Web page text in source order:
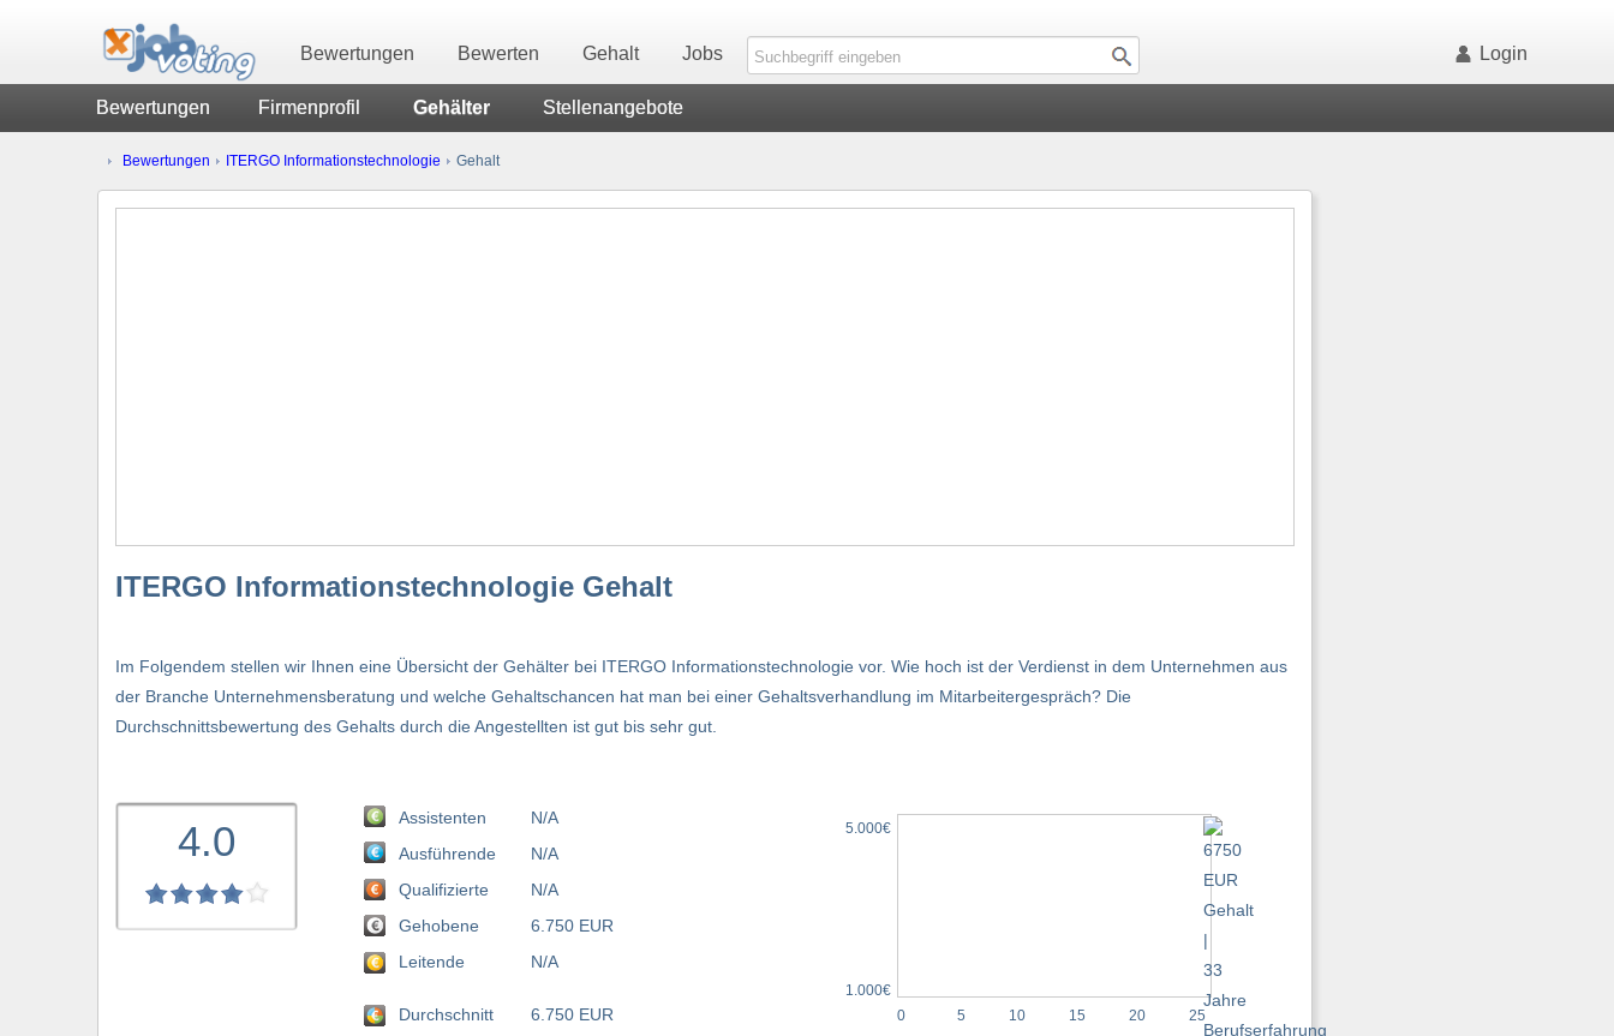
Bewertungen Bewerten Gehalt Jobs Login
Bewertungen Firmenprofil Gehälter Stellenangebote
Bewertungen ITERGO Informationstechnologie Gehalt
ITERGO Informationstechnologie Gehalt
Im Folgendem stellen wir Ihnen eine Übersicht der Gehälter bei ITERGO Informationstechnologie vor. Wie hoch ist der Verdienst in dem Unternehmen aus
der Branche Unternehmensberatung und welche Gehaltschancen hat man bei einer Gehaltsverhandlung im Mitarbeitergespräch? Die
Durchschnittsbewertung des Gehalts durch die Angestellten ist gut bis sehr gut.
4.0
Assistenten
Ausführende
Qualifizierte
Gehobene
Leitende
Durchschnitt
N/A
N/A
N/A
6.750 EUR
N/A
6.750 EUR
5.000€
1.000€
0
5 10 15 20 25